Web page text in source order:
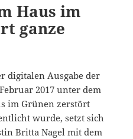
Haus im
ganze
digitalen Ausgabe der
2017 unter dem
im Grünen zerstört
wurde, setzt sich
Britta Nagel mit dem